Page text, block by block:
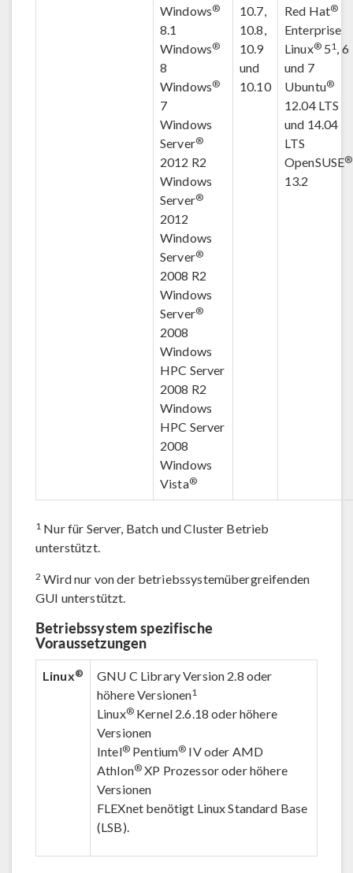
Windows®
8.1
Windows®
8
Windows®
7
Windows
Server®
2012 R2
Windows
Server®
2012
Windows
Server®
2008 R2
Windows
Server®
2008
Windows
HPC Server
2008 R2
Windows
HPC Server
2008
Windows
Vista®
10.7,
10.8,
10.9
und
10.10
Red Hat®
Enterprise
Linux®51, 6
und 7
Ubuntu®
12.04 LTS
und 14.04
LTS
OpenSUSE®
13.2
1 Nur für Server, Batch und Cluster Betrieb
unterstützt.
2 Wird nur von der betriebssystemübergreifenden
GUI unterstützt.
Betriebssystem spezifische
Voraussetzungen
Linux®
GNU C Library Version 2.8 oder
höhere Versionen1
Linux®Kernel 2.6.18 oder höhere
Versionen
Intel®Pentium® IV oder AMD
Athlon® XP Prozessor oder höhere
Versionen
FLEXnet benötigt Linux Standard Base
(LSB).